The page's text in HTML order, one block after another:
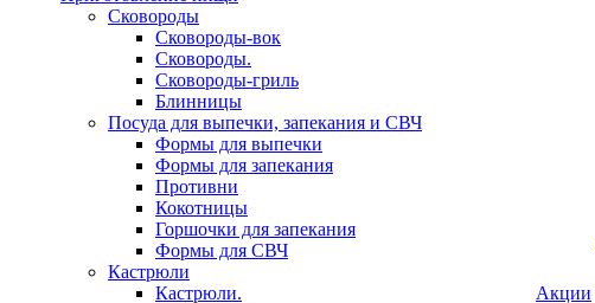
Сковороды
Сковороды-вок
Сковороды.
Сковороды-гриль
Блинницы
Посуда для выпечки, запекания и СВЧ
Формы для выпечки
Формы для запекания
Противни
Кокотницы
Горшочки для запекания
Формы для СВЧ
Кастрюли
Кастрюли.
Акции